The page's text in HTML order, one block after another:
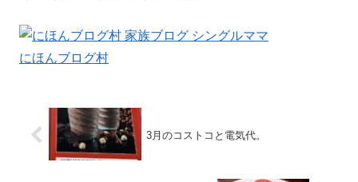
にほんブログ村
3月のコストコと電気代。